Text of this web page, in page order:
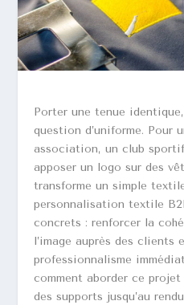
Porter une tenue identique,
question d’uniforme. Pour
association, un club
apposer un logo sur des
transforme un simple
personnalisation textile
concrets : renforcer la
l’image auprès des clients
professionnalisme
comment aborder ce
des supports jusqu’au